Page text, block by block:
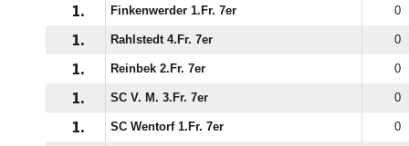
1. Finkenwerder 1.Fr. 7er 0
1. Rahlstedt 4.Fr. 7er 0
1. Reinbek 2.Fr. 7er 0
1. SC V. M. 3.Fr. 7er 0
1. SC Wentorf 1.Fr. 7er 0